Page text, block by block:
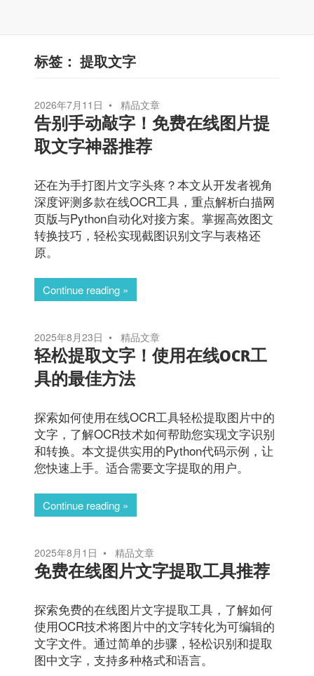
标签： 提取文字
2026年7月11日 精品文章
告别手动敲字！免费在线图片提
取文字神器推荐
还在为手打图片文字头疼？本文从开发者视角
深度评测多款在线OCR工具，重点解析白描网
页版与Python自动化对接方案。掌握高效图文
转换技巧，轻松实现截图识别文字与表格还
原。
Continue reading
2025年8月23日 精品文章
轻松提取文字！使用在线OCR工
具的最佳方法
探索如何使用在线OCR工具轻松提取图片中的
文字，了解OCR技术如何帮助您实现文字识别
和转换。本文提供实用的Python代码示例，让
您快速上手。适合需要文字提取的用户。
Continue reading
2025年8月1日 精品文章
免费在线图片文字提取工具推荐
探索免费的在线图片文字提取工具，了解如何
使用OCR技术将图片中的文字转化为可编辑的
文字文件。通过简单的步骤，轻松识别和提取
图中文字，支持多种格式和语言。